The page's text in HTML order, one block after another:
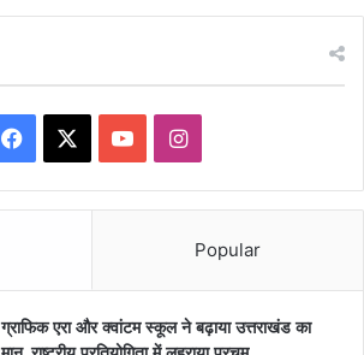
Facebook YouTubeInstagram
Popular
ग्राफिक एरा और क्वांटम स्कूल ने बढ़ाया उत्तराखंड का